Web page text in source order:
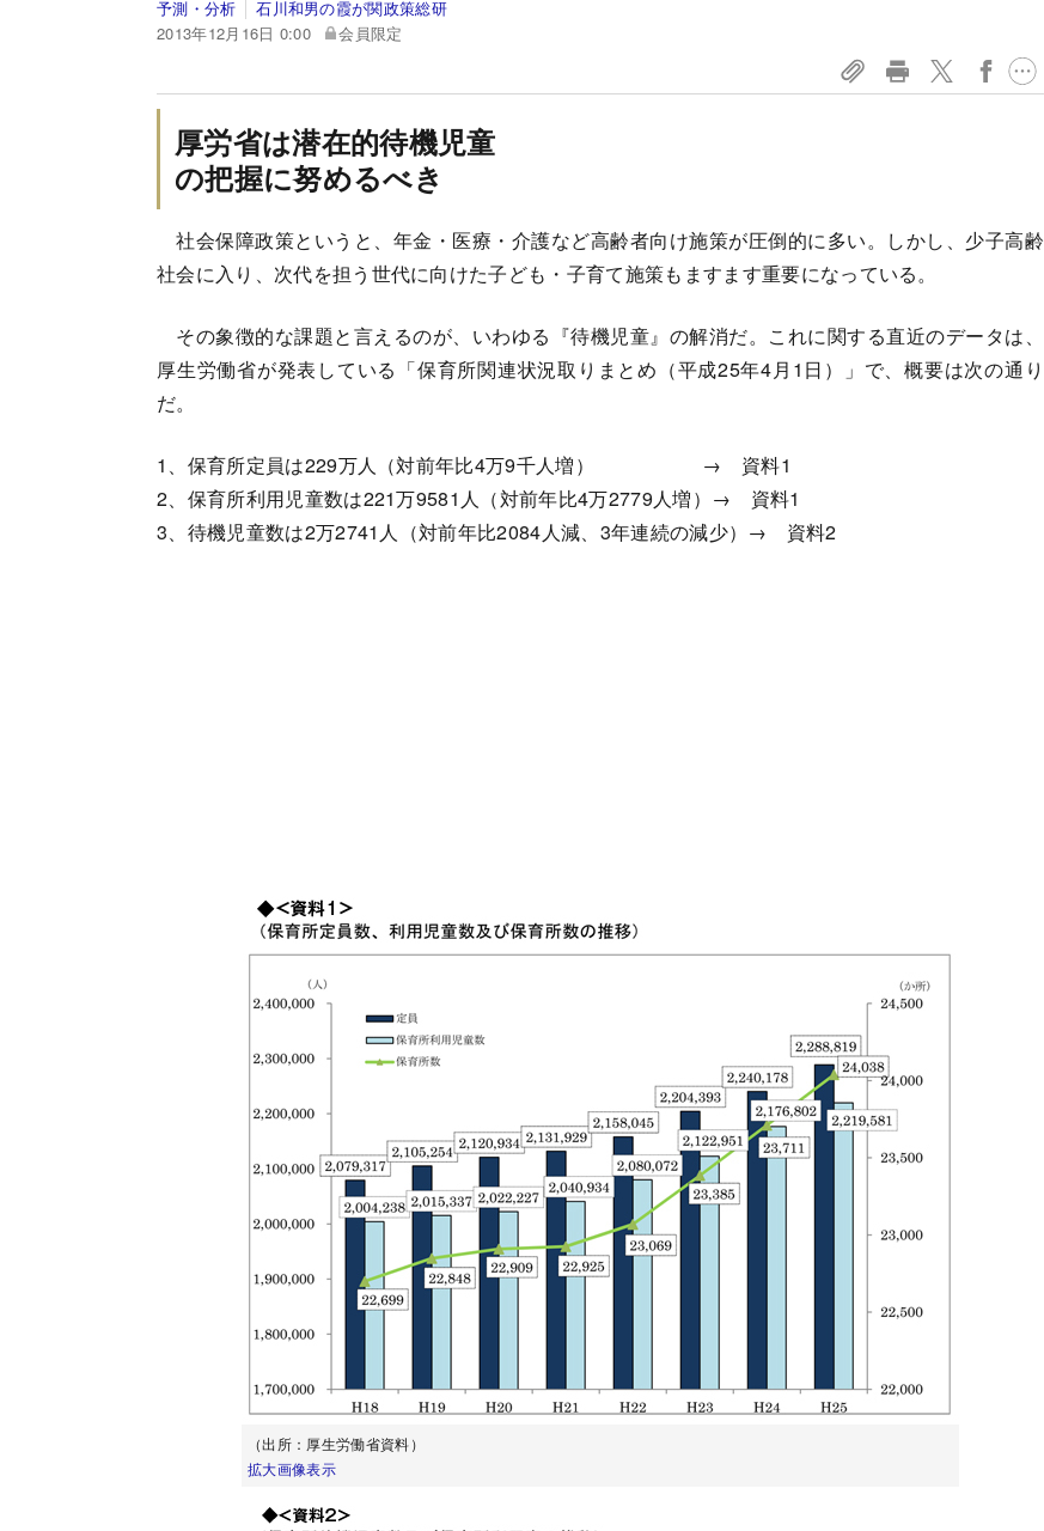
予測・分析
石川和男の霞が関政策総研
2013年12月16日 0:00
会員限定
厚労省は潜在的待機児童
の把握に努めるべき
社会保障政策というと、年金・医療・介護など高齢者向け施策が圧倒的に多い。しかし、少子高齢
社会に入り、次代を担う世代に向けた子ども・子育て施策もますます重要になっている。
その象徴的な課題と言えるのが、いわゆる『待機児童』の解消だ。これに関する直近のデータは、
厚生労働省が発表している「保育所関連状況取りまとめ（平成25年4月1日）」で、概要は次の通り
だ。
1、保育所定員は229万人（対前年比4万9千人増） → 資料1
2、保育所利用児童数は221万9581人（対前年比4万2779人増）→ 資料1
3、待機児童数は2万2741人（対前年比2084人減、3年連続の減少）→ 資料2
（出所：厚生労働省資料）
拡大画像表示